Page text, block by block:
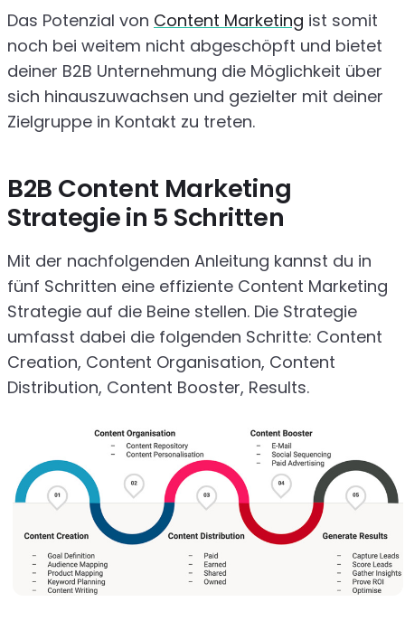
Das Potenzial von Content Marketing ist somit
noch bei weitem nicht abgeschöpft und bietet
deiner B2B Unternehmung die Möglichkeit über
sich hinauszuwachsen und gezielter mit deiner
Zielgruppe in Kontakt zu treten.
B2B Content Marketing
Strategie in 5 Schritten
Mit der nachfolgenden Anleitung kannst du in
fünf Schritten eine effiziente Content Marketing
Strategie auf die Beine stellen. Die Strategie
umfasst dabei die folgenden Schritte: Content
Creation, Content Organisation, Content
Distribution, Content Booster, Results.